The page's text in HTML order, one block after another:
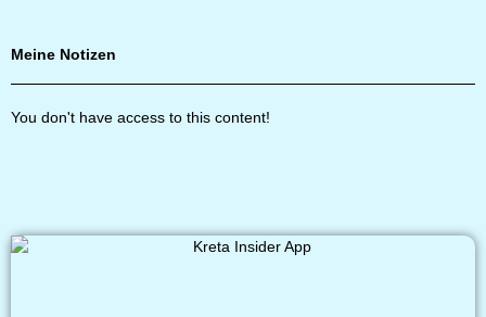
Meine Notizen
You don't have access to this content!